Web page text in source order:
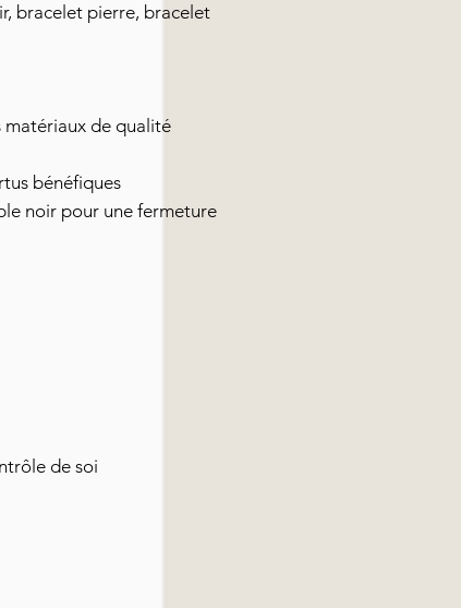
bracelet pierre, bracelet
matériaux de qualité
bénéfiques
noir pour une fermeture
de soi